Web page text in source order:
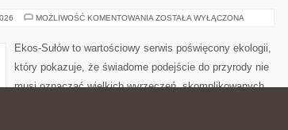
MOŻLIWOŚĆ KOMENTOWANIA PRZYRODA
ŚRODOWISKA
ZOSTAŁA WYŁĄCZONA
Ekos-Sułów to wartościowy serwis poświęcony ekologii,
który pokazuje, że świadome podejście do przyrody nie
musi oznaczać wielkich wyrzeczeń, skomplikowanych